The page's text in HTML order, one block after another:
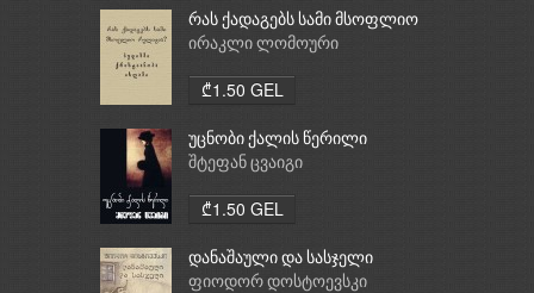
რას ქადაგებს სამი მსოფლიო
რელიგია: ბუდიზმი,
ირაკლი ლომოური
₾1.50 GEL
უცნობი ქალის წერილი
შტეფან ცვაიგი
₾1.50 GEL
დანაშაული და სასჯელი
ფიოდორ დოსტოევსკი